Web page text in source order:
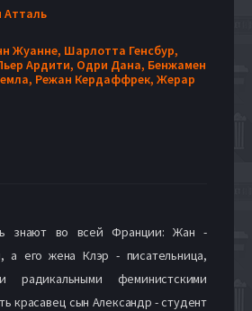
Атталь
Жуанне, Шарлотта Генсбур,
Ардити, Одри Дана, Бенжамен
Режан Кердаффрек, Жерар
знают во всей Франции: Жан -
а его жена Клэр - писательница,
радикальными феминистскими
красавец сын Александр - студент